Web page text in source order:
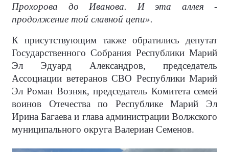
Прохорова до Иванова. И эта аллея -
продолжение той славной цепи».
К присутствующим также обратились депутат
Государственного Собрания Республики Марий
Эл Эдуард Александров, председатель
Ассоциации ветеранов СВО Республики Марий
Эл Роман Возняк, председатель Комитета семей
воинов Отечества по Республике Марий Эл
Ирина Багаева и глава администрации Волжского
муниципального округа Валериан Семенов.